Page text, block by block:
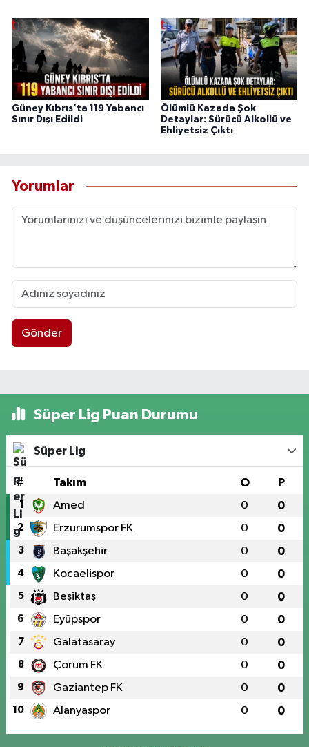
Güney Kıbrıs’ta 119 Yabancı
Sınır Dışı Edildi
Ölümlü Kazada Şok
Detaylar: Sürücü Alkollü ve
Ehliyetsiz Çıktı
Yorumlar
Gönder
Süper Lig Puan Durumu
Süper Lig
# Takım O P
1 Amed 0 0
2 Erzurumspor FK 0 0
3 Başakşehir 0 0
4 Kocaelispor 0 0
5 Beşiktaş 0 0
6 Eyüpspor 0 0
7 Galatasaray 0 0
8 Çorum FK 0 0
9 Gaziantep FK 0 0
10 Alanyaspor 0 0